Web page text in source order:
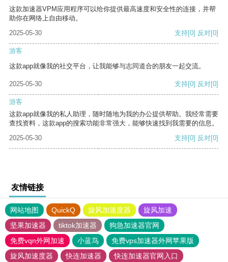
这款加速器VPM应用程序可以给你提供最高速度和安全性的连接，并帮
助你在网络上自由移动。
2025-05-30
支持[0] 反对[0]
游客
这款app就像我的社交平台，让我能够与志同道合的朋友一起交流。
2025-05-30 支持[0] 反对[0]
游客
这款app就像我的私人助理，随时随地为我的办公提供帮助。我经常需要
查找资料，这款app的搜索功能非常强大，能够快速找到我需要的信息。
2025-05-30
支持[0] 反对[0]
友情链接
网站地图 QuickQ 旋风加速度器
旋风加速
坚果加速器
tiktok加速器
狗急加速器官网
免费vqn外网加速
小蓝鸟
免费vps加速器外网苹果版
旋风加速度器
快连加速器
快连加速器官网入口